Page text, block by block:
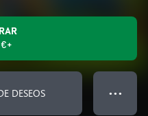
€+
DESEOS ● ● ●